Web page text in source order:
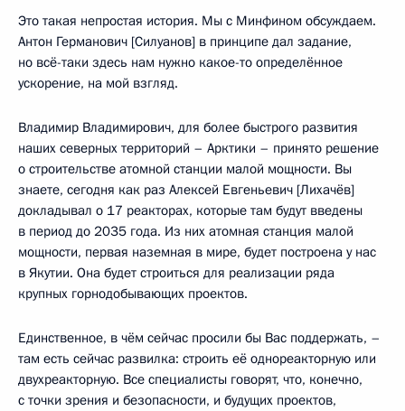
Это такая непростая история. Мы с Минфином обсуждаем.
Антон Германович [Силуанов] в принципе дал задание,
но всё-таки здесь нам нужно какое-то определённое
ускорение, на мой взгляд.
Владимир Владимирович, для более быстрого развития
наших северных территорий – Арктики – принято решение
о строительстве атомной станции малой мощности. Вы
знаете, сегодня как раз Алексей Евгеньевич [Лихачёв]
докладывал о 17 реакторах, которые там будут введены
в период до 2035 года. Из них атомная станция малой
мощности, первая наземная в мире, будет построена у нас
в Якутии. Она будет строиться для реализации ряда
крупных горнодобывающих проектов.
Единственное, в чём сейчас просили бы Вас поддержать, –
там есть сейчас развилка: строить её однореакторную или
двухреакторную. Все специалисты говорят, что, конечно,
с точки зрения и безопасности, и будущих проектов,